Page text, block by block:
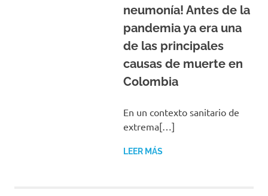
neumonía! Antes de la
pandemia ya era una
de las principales
causas de muerte en
Colombia
En un contexto sanitario de
extrema[…]
LEER MÁS